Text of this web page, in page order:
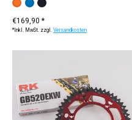
Farbe: *— orange
orange
blauschwarz
€169,90 *
*Inkl. MwSt. zzgl.Versandkosten